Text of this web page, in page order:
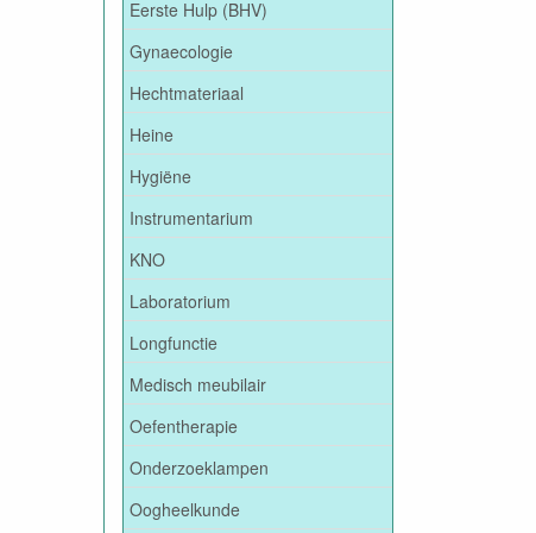
Eerste Hulp (BHV)
Gynaecologie
Hechtmateriaal
Heine
Hygiëne
Instrumentarium
KNO
Laboratorium
Longfunctie
Medisch meubilair
Oefentherapie
Onderzoeklampen
Oogheelkunde